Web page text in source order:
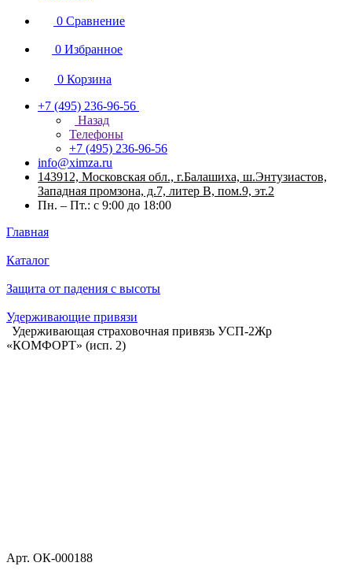
0 Сравнение
0 Избранное
0 Корзина
+7 (495) 236-96-56
Назад
Телефоны
+7 (495) 236-96-56
info@ximza.ru
143912, Московская обл., г.Балашиха, ш.Энтузиастов,
Западная промзона, д.7, литер В, пом.9, эт.2
Пн. – Пт.: с 9:00 до 18:00
Главная
Каталог
Защита от падения с высоты
Удерживающие привязи
Удерживающая страховочная привязь УСП-2Жр
«КОМФОРТ» (исп. 2)
Арт. ОК-000188